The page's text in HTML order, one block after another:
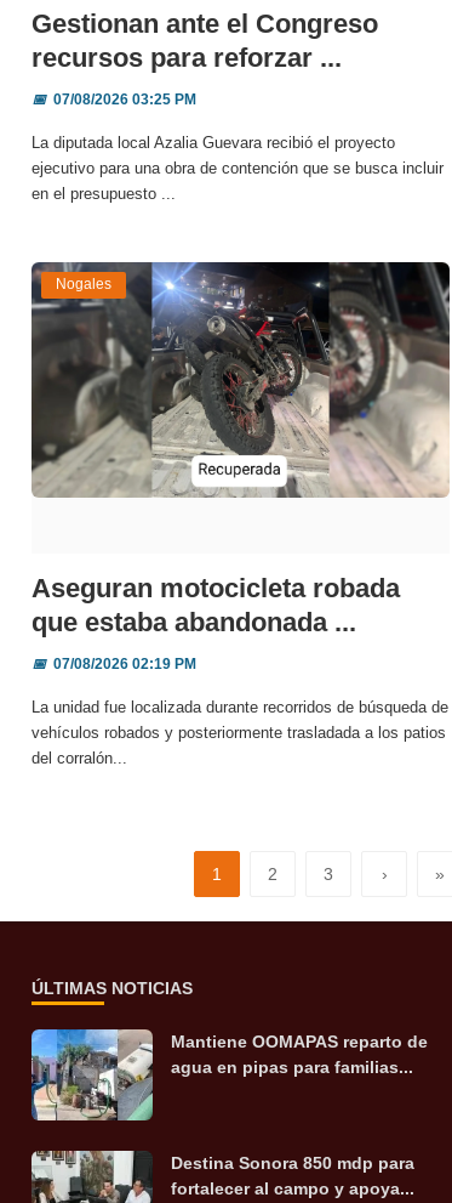
Gestionan ante el Congreso
recursos para reforzar ...
📅07/08/2026 03:25 PM
La diputada local Azalia Guevara recibió el proyecto
ejecutivo para una obra de contención que se busca incluir
en el presupuesto ...
Nogales
Aseguran motocicleta robada
que estaba abandonada ...
📅07/08/2026 02:19 PM
La unidad fue localizada durante recorridos de búsqueda de
vehículos robados y posteriormente trasladada a los patios
del corralón...
1 2 3 › »
ÚLTIMAS NOTICIAS
Mantiene OOMAPAS reparto de
agua en pipas para familias...
Destina Sonora 850 mdp para
fortalecer al campo y apoya...